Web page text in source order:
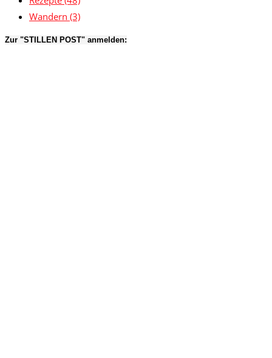
Wandern (3)
Zur "STILLEN POST" anmelden: